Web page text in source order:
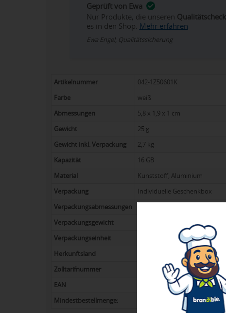
Geprüft von Ewa
Nur Produkte, die unseren Qualitätscheck
es in den Shop. Mehr erfahren
Ewa Engel, Qualitätssicherung
Artikelnummer
042-1Z50601K
Farbe
weiß
Abmessungen
5,8 x 1,9 x 1 cm
Gewicht
25 g
Gewicht inkl. Verpackung
2,7 kg
Kapazität
16 GB
Material
Kunststoff, Aluminium
Verpackung
Individuelle Geschenkbox
Verpackungsabmessungen
Verpackungsgewicht
Verpackungseinheit
Herkunftsland
Zolltarifnummer
85235110
EAN
8,71316E+12
Mindestbestellmenge: